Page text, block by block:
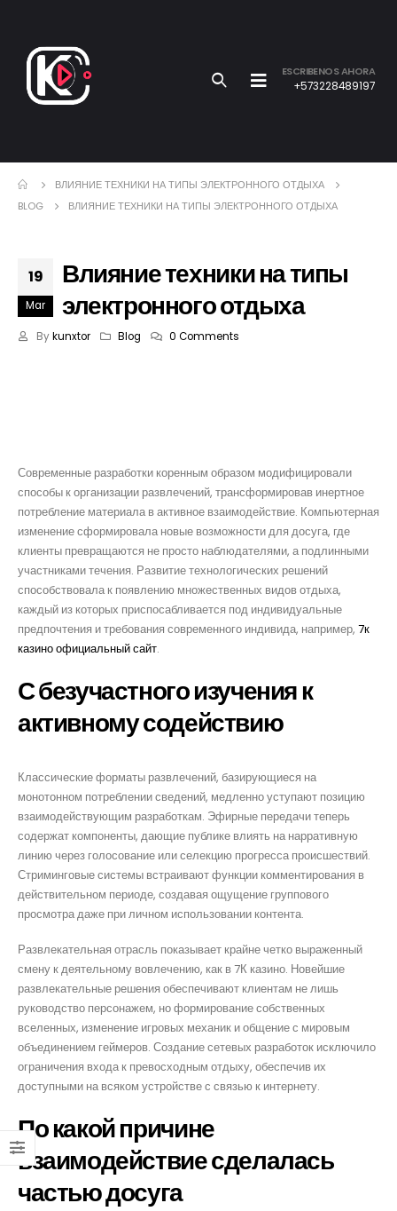
ESCRIBENOS AHORA
+573228489197
ВЛИЯНИЕ ТЕХНИКИ НА ТИПЫ ЭЛЕКТРОННОГО ОТДЫХА
BLOG
ВЛИЯНИЕ ТЕХНИКИ НА ТИПЫ ЭЛЕКТРОННОГО ОТДЫХА
19
Mar
Влияние техники на типы
электронного отдыха
Bykunxtor Blog 0 Comments
Современные разработки коренным образом модифицировали
способы к организации развлечений, трансформировав инертное
потребление материала в активное взаимодействие. Компьютерная
изменение сформировала новые возможности для досуга, где
клиенты превращаются не просто наблюдателями, а подлинными
участниками течения. Развитие технологических решений
способствовала к появлению множественных видов отдыха,
каждый из которых приспосабливается под индивидуальные
предпочтения и требования современного индивида, например, 7к
казино официальный сайт.
С безучастного изучения к
активному содействию
Классические форматы развлечений, базирующиеся на
монотонном потреблении сведений, медленно уступают позицию
взаимодействующим разработкам. Эфирные передачи теперь
содержат компоненты, дающие публике влиять на нарративную
линию через голосование или селекцию прогресса происшествий.
Стриминговые системы встраивают функции комментирования в
действительном периоде, создавая ощущение группового
просмотра даже при личном использовании контента.
Развлекательная отрасль показывает крайне четко выраженный
смену к деятельному вовлечению, как в 7К казино. Новейшие
развлекательные решения обеспечивают клиентам не лишь
руководство персонажем, но формирование собственных
вселенных, изменение игровых механик и общение с мировым
объединением геймеров. Создание сетевых разработок исключило
ограничения входа к превосходным отдыху, обеспечив их
доступными на всяком устройстве с связью к интернету.
По какой причине
взаимодействие сделалась
частью досуга